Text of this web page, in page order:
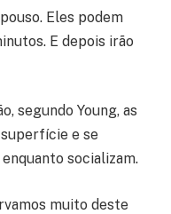
Eles podem
E depois irão
segundo Young, as
e se
socializam.
muito deste